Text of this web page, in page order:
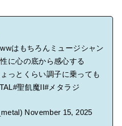
はもちろんミュージシャン
に心の底から感心する
っとくらい調子に乗っても
#聖飢魔II#メタラジ
November 15, 2025